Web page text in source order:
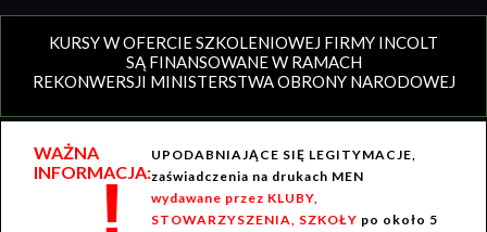
KURSY W OFERCIE SZKOLENIOWEJ FIRMY INCOLT
SĄ FINANSOWANE W RAMACH
REKONWERSJI MINISTERSTWA OBRONY NARODOWEJ
WAŻNA
INFORMACJA:
!
UPODABNIAJĄCE SIĘ LEGITYMACJE,
zaświadczenia na drukach MEN
wydawane przez KLUBY,
STOWARZYSZENIA, SZKOŁY po około 5